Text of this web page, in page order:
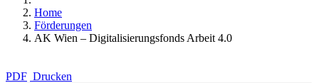
Home
Förderungen
AK Wien – Digitalisierungsfonds Arbeit 4.0
PDF Drucken